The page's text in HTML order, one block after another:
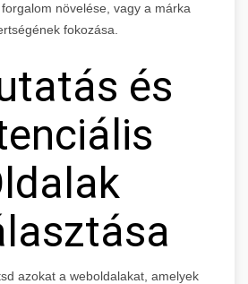
növelése, vagy a márka
fokozása.
és
azokat a weboldalakat, amelyek